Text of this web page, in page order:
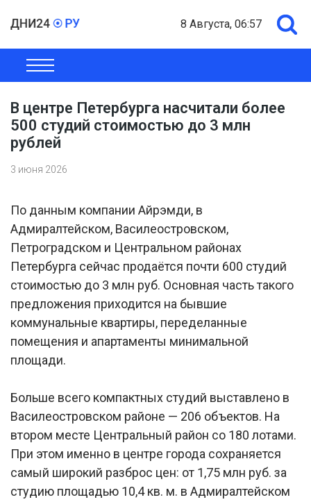
8 Августа, 06:57
ОБЩЕСТВО
В центре Петербурга насчитали более
500 студий стоимостью до 3 млн
рублей
3 июня 2026
По данным компании Айрэмди, в
Адмиралтейском, Василеостровском,
Петроградском и Центральном районах
Петербурга сейчас продаётся почти 600 студий
стоимостью до 3 млн руб. Основная часть такого
предложения приходится на бывшие
коммунальные квартиры, переделанные
помещения и апартаменты минимальной
площади.
Больше всего компактных студий выставлено в
Василеостровском районе — 206 объектов. На
втором месте Центральный район со 180 лотами.
При этом именно в центре города сохраняется
самый широкий разброс цен: от 1,75 млн руб. за
студию площадью 10,4 кв. м. в Адмиралтейском